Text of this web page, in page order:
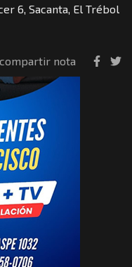
6, Sacanta, El Trébol
compartir nota